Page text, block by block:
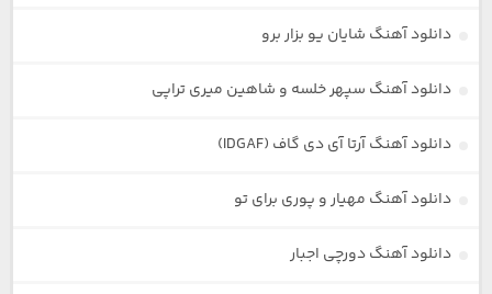
دانلود آهنگ شایان یو بزار برو
دانلود آهنگ سپهر خلسه و شاهین میری تراپی
دانلود آهنگ آرتا آی دی گاف (IDGAF)
دانلود آهنگ مهیار و پوری برای تو
دانلود آهنگ دورچی اجبار